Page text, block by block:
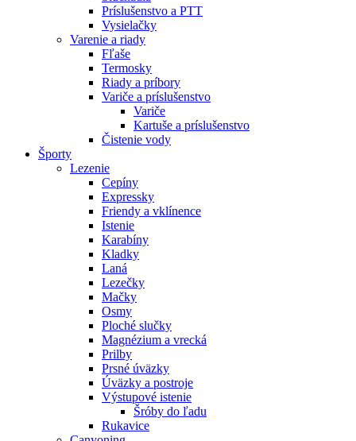
Príslušenstvo a PTT
Vysielačky
Varenie a riady
Fľaše
Termosky
Riady a príbory
Variče a príslušenstvo
Variče
Kartuše a príslušenstvo
Čistenie vody
Športy
Lezenie
Cepíny
Expressky
Friendy a vklínence
Istenie
Karabíny
Kladky
Laná
Lezečky
Mačky
Osmy
Ploché slučky
Magnézium a vrecká
Prilby
Prsné úväzky
Úväzky a postroje
Výstupové istenie
Šróby do ľadu
Rukavice